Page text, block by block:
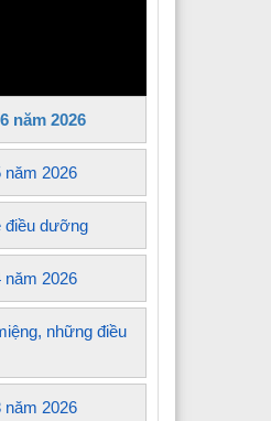
năm 2026
năm 2026
điều dưỡng
năm 2026
những điều
năm 2026